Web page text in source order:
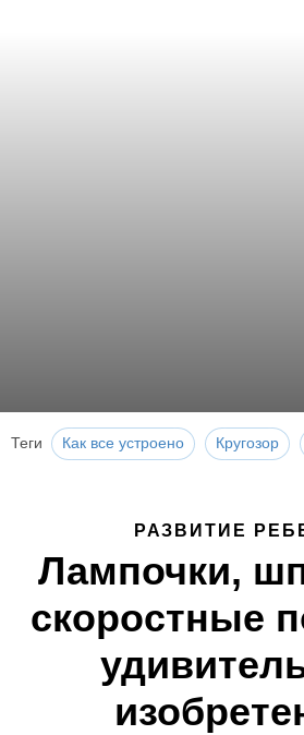
Теги Как все устроено Кругозор
РАЗВИТИЕ
Лампочки,
скоростные